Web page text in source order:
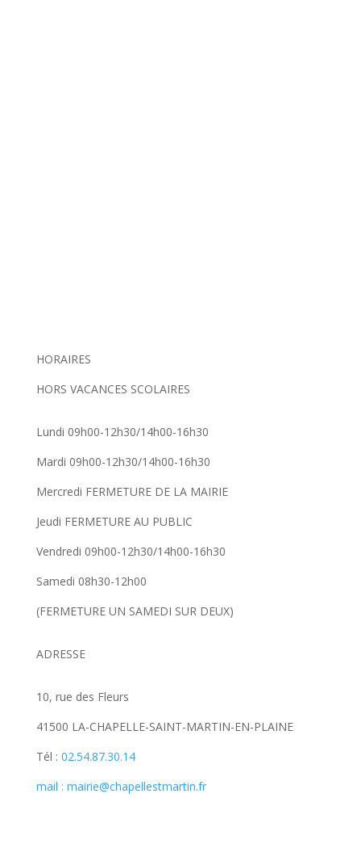
HORAIRES
HORS VACANCES SCOLAIRES
Lundi 09h00-12h30/14h00-16h30
Mardi 09h00-12h30/14h00-16h30
Mercredi FERMETURE DE LA MAIRIE
Jeudi FERMETURE AU PUBLIC
Vendredi 09h00-12h30/14h00-16h30
Samedi 08h30-12h00
(FERMETURE UN SAMEDI SUR DEUX)
ADRESSE
10, rue des Fleurs
41500 LA-CHAPELLE-SAINT-MARTIN-EN-PLAINE
Tél : 02.54.87.30.14
mail : mairie@chapellestmartin.fr